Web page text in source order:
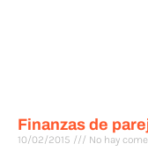
Finanzas de
10/02/2015 No hay